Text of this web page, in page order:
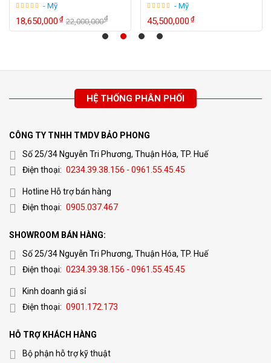
- Mỹ
18,650,000₫ 22,000,000₫
- Mỹ
45,500,000₫
HỆ THỐNG PHÂN PHỐI
CÔNG TY TNHH TMDV BẢO PHONG
Số 25/34 Nguyễn Tri Phương, Thuận Hóa, TP. Huế
Điện thoại: 0234.39.38.156 - 0961.55.45.45
Hotline Hỗ trợ bán hàng
Điện thoại: 0905.037.467
SHOWROOM BÁN HÀNG:
Số 25/34 Nguyễn Tri Phương, Thuận Hóa, TP. Huế
Điện thoại: 0234.39.38.156 - 0961.55.45.45
Kinh doanh giá sỉ
Điện thoại: 0901.172.173
HỖ TRỢ KHÁCH HÀNG
Bộ phận hỗ trợ kỹ thuật